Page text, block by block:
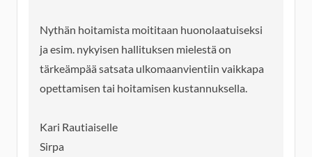
Nythän hoitamista moititaan huonolaatuiseksi
ja esim. nykyisen hallituksen mielestä on
tärkeämpää satsata ulkomaanvientiin vaikkapa
opettamisen tai hoitamisen kustannuksella.
Kari Rautiaiselle
Sirpa